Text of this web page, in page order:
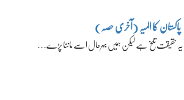
پاکستان کا المیہ (آخری حصہ)
یہ حقیقت تلخ ہے لیکن ہمیں بہرحال اسے ماننا پڑے…